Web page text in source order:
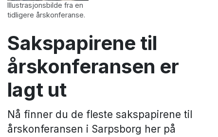
Illustrasjonsbilde fra en
tidligere årskonferanse.
Sakspapirene til
årskonferansen er
lagt ut
Nå finner du de fleste sakspapirene til
årskonferansen i Sarpsborg her på